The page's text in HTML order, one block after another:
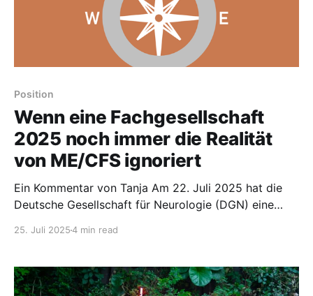
Position
Wenn eine Fachgesellschaft
2025 noch immer die Realität
von ME/CFS ignoriert
Ein Kommentar von Tanja Am 22. Juli 2025 hat die
Deutsche Gesellschaft für Neurologie (DGN) eine
sein soll. Müde davon, immer wieder gegen dieselben
längst widerlegten Narrative anreden zu
25. Juli 20254 min read